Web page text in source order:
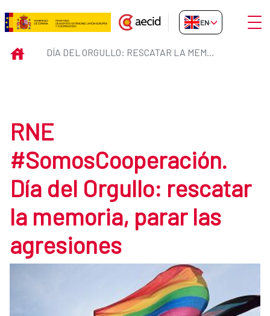
Skip to Main Content
Día del Orgullo: rescatar la
EN-GB
INICIO DÍA DEL ORGULLO: RESCATAR LA MEMORIA, PARAR LAS AGRESIONES
RNE
#SomosCooperación.
Día del Orgullo: rescatar
la memoria, parar las
agresiones